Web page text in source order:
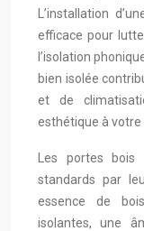
L’installation
efficace pour
l’isolation
bien isolée
et de
esthétique à votre
Les portes
standards par
essence de
isolantes, une